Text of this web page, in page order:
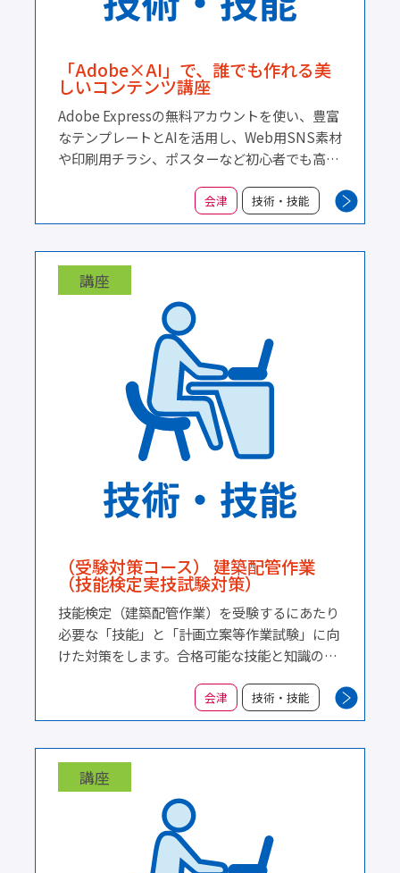
「Adobe×AI」で、誰でも作れる美
しいコンテンツ講座
Adobe Expressの無料アカウントを使い、豊富
なテンプレートとAIを活用し、Web用SNS素材
や印刷用チラシ、ポスターなど初心者でも高い
会津 技術・技能
講座
（受験対策コース） 建築配管作業
（技能検定実技試験対策）
技能検定（建築配管作業）を受験するにあたり
必要な「技能」と「計画立案等作業試験」に向
けた対策をします。合格可能な技能と知識の習
めに設定しました。 １ 原寸図作成 ２ 鋼管作
成 ３ 塩化ビニル管作成 ４ 銅管作成 ５ 課
会津 技術・技能
講座